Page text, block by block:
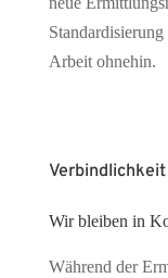
Arbeit ohnehin.
Verbindlichkeit
Wir bleiben in
Während der